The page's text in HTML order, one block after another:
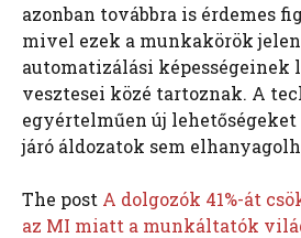
azonban továbbra is érdemes
mivel ezek a munkakörök
automatizálási képességeinek
vesztesei közé tartoznak. A
egyértelműen új lehetőségeket
járó áldozatok sem
The post A dolgozók 41%-át
az MI miatt a munkáltatók